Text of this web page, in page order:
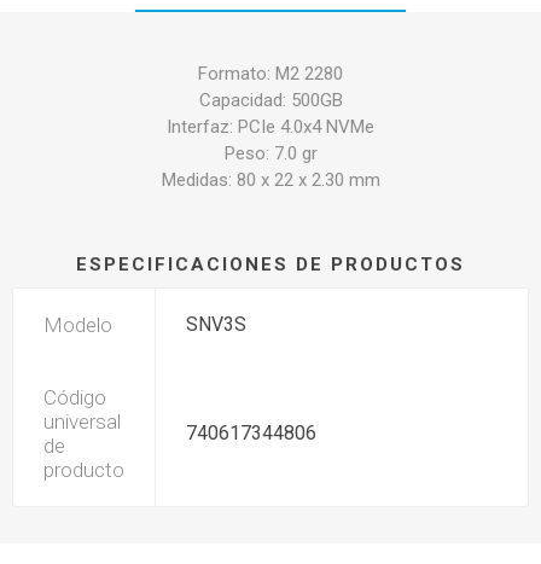
Formato: M2 2280
Capacidad: 500GB
Interfaz: PCIe 4.0x4 NVMe
Peso: 7.0 gr
Medidas: 80 x 22 x 2.30 mm
ESPECIFICACIONES DE PRODUCTOS
Modelo SNV3S
Código
universal
de
producto
740617344806